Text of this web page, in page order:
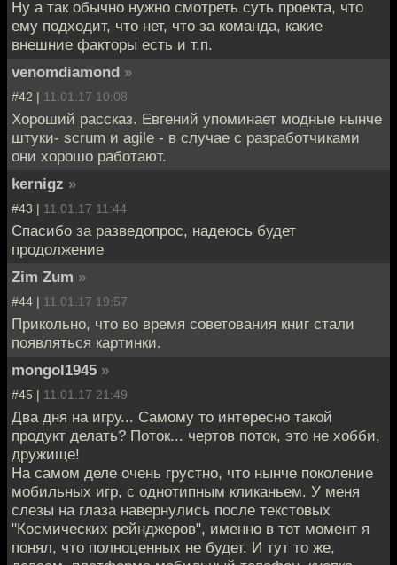
Ну а так обычно нужно смотреть суть проекта, что
ему подходит, что нет, что за команда, какие
внешние факторы есть и т.п.
venomdiamond »
#42 | 11.01.17 10:08
Хороший рассказ. Евгений упоминает модные нынче
штуки- scrum и agile - в случае с разработчиками
они хорошо работают.
kernigz »
#43 | 11.01.17 11:44
Спасибо за разведопрос, надеюсь будет
продолжение
Zim Zum »
#44 | 11.01.17 19:57
Прикольно, что во время советования книг стали
появляться картинки.
mongol1945 »
#45 | 11.01.17 21:49
Два дня на игру... Самому то интересно такой
продукт делать? Поток... чертов поток, это не хобби,
дружище!
На самом деле очень грустно, что нынче поколение
мобильных игр, с однотипным кликаньем. У меня
слезы на глаза навернулись после текстовых
"Космических рейнджеров", именно в тот момент я
понял, что полноценных не будет. И тут то же,